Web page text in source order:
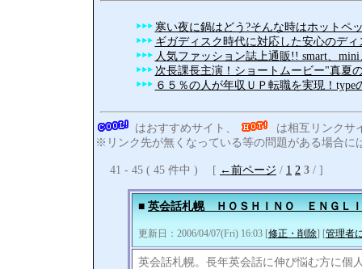
寒い夜に鍋はどう?そんな時はホットペ
ギガディスク時代に対応した安心のデ
人気ファッション誌上通販!! smart、
次長課長主演！ショートムービー"真夏
６５％の人が年収ＵＰ転職を実現！type
はおすすめサイト、
は相互リンクサ
※リンク先が無くなっている等の問題がある場合に
41 - 45 ( 45 件中 ) [ ←前ページ / 1 2 3 / ]
■ 英会話札幌 ＨＯＳＨＩＮＯ ＥＮＧＬ
更新日：2006/04/07(Fri) 16:03 [修正・削除] [管理者
英会話札幌。長年英会話に伸び悩む方に個